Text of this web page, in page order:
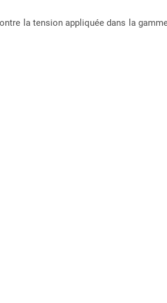
la tension appliquée dans la